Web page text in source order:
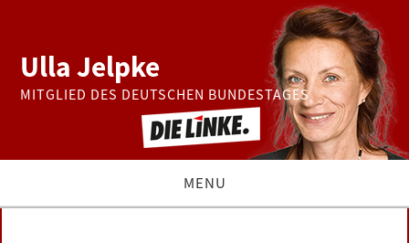
Ulla Jelpke
MITGLIED DES DEUTSCHEN BUNDESTAGES
MENU